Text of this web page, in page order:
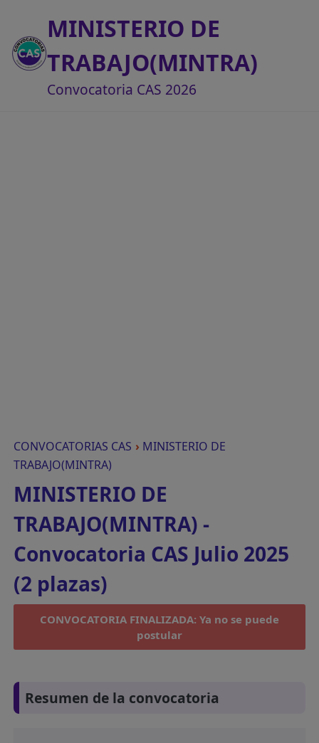
MINISTERIO DE
TRABAJO(MINTRA)
Convocatoria CAS 2026
CONVOCATORIAS CAS › MINISTERIO DE
TRABAJO(MINTRA)
MINISTERIO DE
TRABAJO(MINTRA) -
Convocatoria CAS Julio 2025
(2 plazas)
CONVOCATORIA FINALIZADA: Ya no se puede
postular
Resumen de la convocatoria